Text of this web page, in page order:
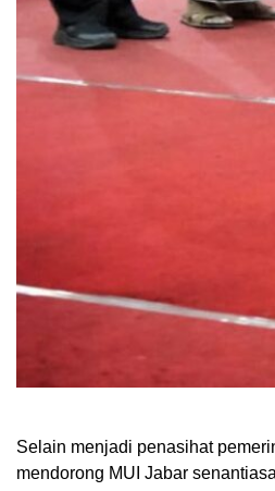
Selain menjadi penasihat
mendorong MUI Jabar